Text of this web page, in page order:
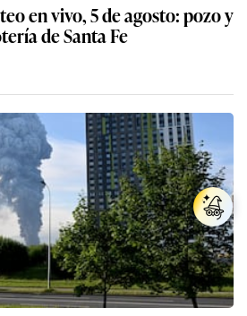
en vivo, 5 de agosto: pozo y
de Santa Fe